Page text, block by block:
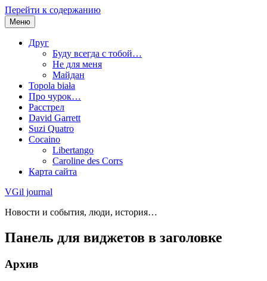
Перейти к содержанию
Меню
Друг
Буду всегда с тобой…
Не для меня
Майдан
Topola biała
Про чурок…
Расстрел
David Garrett
Suzi Quatro
Cocaino
Libertango
Caroline des Corrs
Карта сайта
VGil journal
Новости и события, люди, история…
Панель для виджетов в заголовке
Архив